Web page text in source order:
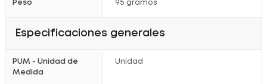
Peso 95 gramos
Especificaciones generales
PUM - Unidad de
Medida
Unidad